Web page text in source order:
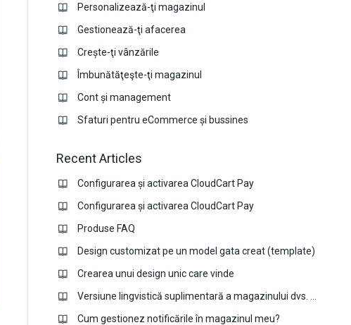
Personalizează-ţi magazinul
Gestionează-ţi afacerea
Crește-ţi vânzările
Îmbunătăţeşte-ţi magazinul
Cont și management
Sfaturi pentru eCommerce și bussines
Recent Articles
Configurarea și activarea CloudCart Pay
Configurarea și activarea CloudCart Pay
Produse FAQ
Design customizat pe un model gata creat (template)
Crearea unui design unic care vinde
Cum gestionez notificările în magazinul meu?